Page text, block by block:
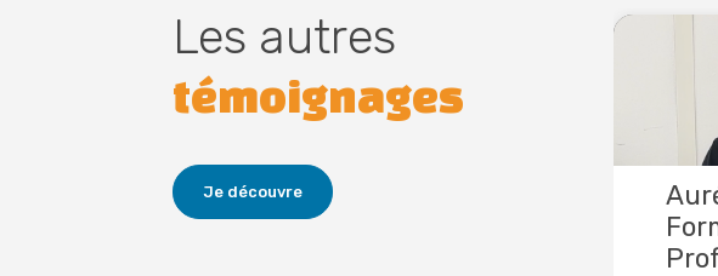
Les autres
témoignages
Je découvre